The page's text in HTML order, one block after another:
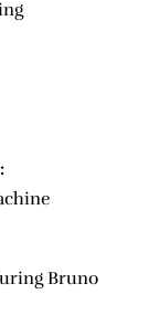
Bruno